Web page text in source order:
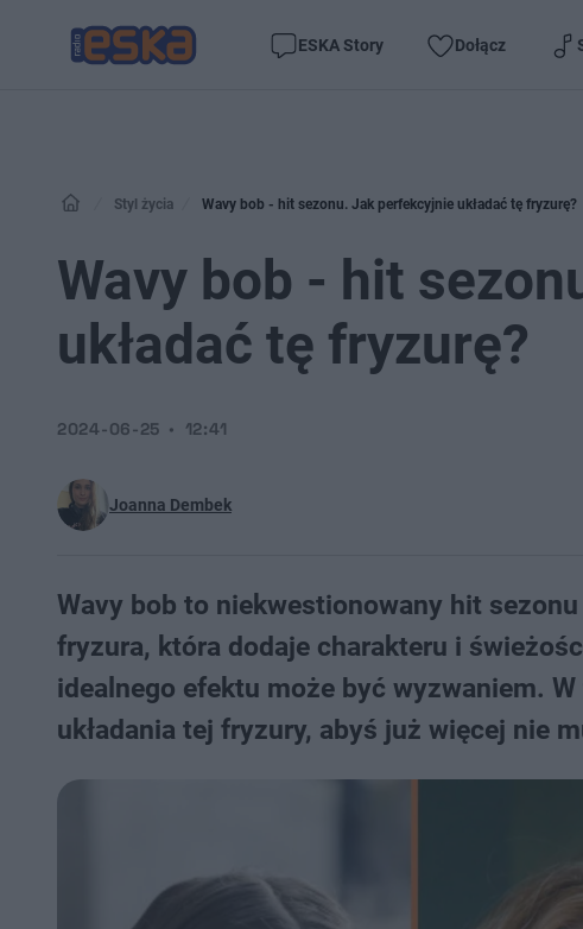
ESKA Story Dołącz
Styl życia Wavy bob - hit sezonu. Jak perfekcyjnie układać tę fryzurę?
Wavy bob - hit
układać tę fryzurę?
Joanna Dembek
2024-06-25 12:41
Wavy bob to niekwestionowany hit
fryzura, która dodaje charakteru i
idealnego efektu może być wyzwaniem.
układania tej fryzury, abyś już więcej nie